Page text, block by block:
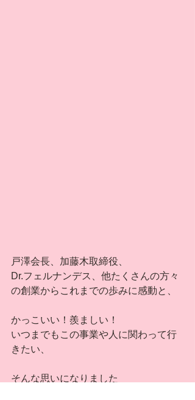
戸澤会長、加藤木取締役、
Dr.フェルナンデス、他たくさんの方々
の創業からこれまでの歩みに感動と、
かっこいい！羨ましい！
いつまでもこの事業や人に関わって行
きたい、
そんな思いになりました